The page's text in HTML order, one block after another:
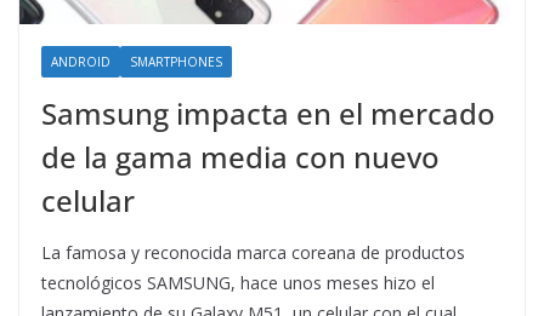
ANDROID SMARTPHONES
Samsung impacta en el mercado
de la gama media con nuevo
celular
La famosa y reconocida marca coreana de productos
tecnológicos SAMSUNG, hace unos meses hizo el